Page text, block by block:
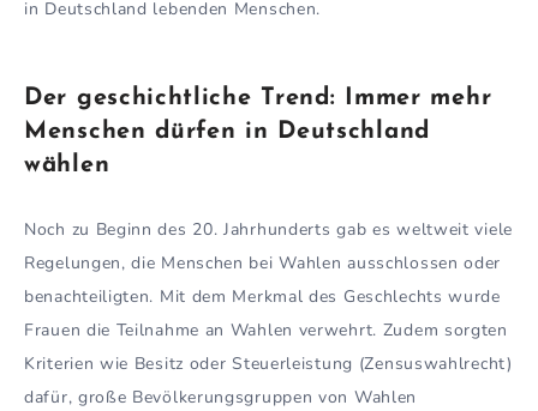
in Deutschland lebenden Menschen.
Der geschichtliche Trend: Immer mehr
Menschen dürfen in Deutschland
wählen
Noch zu Beginn des 20. Jahrhunderts gab es weltweit viele
Regelungen, die Menschen bei Wahlen ausschlossen oder
benachteiligten. Mit dem Merkmal des Geschlechts wurde
Frauen die Teilnahme an Wahlen verwehrt. Zudem sorgten
Kriterien wie Besitz oder Steuerleistung (Zensuswahlrecht)
dafür, große Bevölkerungsgruppen von Wahlen